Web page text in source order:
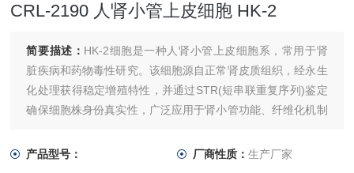
CRL-2190 人肾小管上皮细胞 HK-2
简要描述： HK-2细胞是一种人肾小管上皮细胞系，常用于肾
脏疾病和药物毒性研究。该细胞源自正常肾皮质组织，经永生
化处理获得稳定增殖特性，并通过STR(短串联重复序列)鉴定
确保细胞株身份真实性，广泛应用于肾小管功能、纤维化机制
产品型号：
厂商性质： 生产厂家